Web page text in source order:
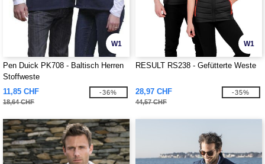
W1
Pen Duick PK708 - Baltisch Herren
Stoffweste
11,85 CHF
18,64 CHF
-36%
W1
RESULT RS238 - Gefütterte Weste
28,97 CHF
44,57 CHF
-35%